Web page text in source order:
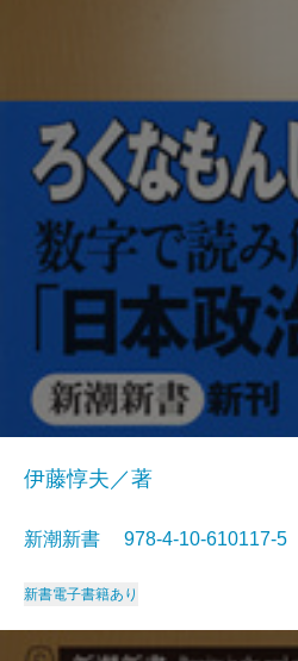
伊藤惇夫／著
新潮新書 978-4-10-
新書電子書籍あり